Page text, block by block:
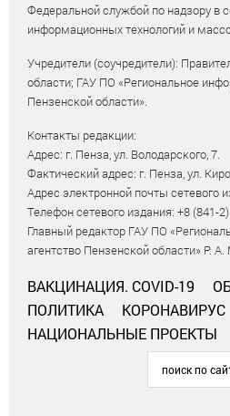
Федеральной службой по надзору в
информационных технологий и
Учредители (соучредители):
области; ГАУ ПО «Региональное
Пензенской области».
Контакты редакции:
Адрес: г. Пенза, ул. Володарского, 7.
Фактический адрес: г. Пенза, ул.
Адрес электронной почты сетевого
Телефон сетевого издания: +8 (841-
Главный редактор ГАУ ПО
агентство Пензенской области» Р.
ВАКЦИНАЦИЯ. COVID-19
ПОЛИТИКА
КОРОНАВИРУС
НАЦИОНАЛЬНЫЕ ПРОЕКТЫ